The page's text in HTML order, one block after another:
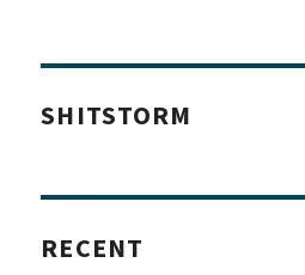
SHITSTORM
RECENT